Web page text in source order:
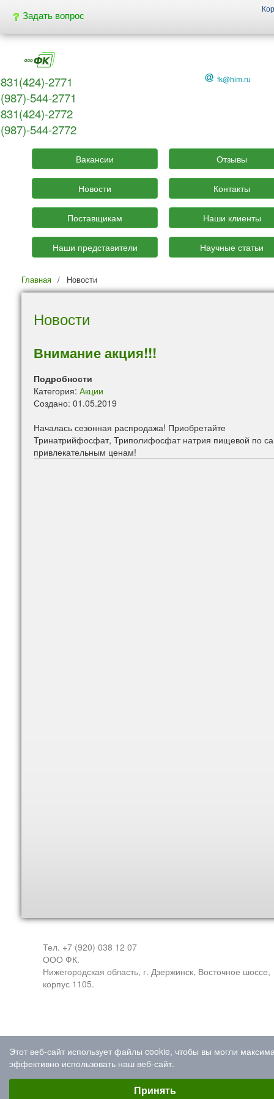
Задать вопрос
2771
544-2771
2772
544-2772
fk@him.ru
Вакансии Отзывы
Новости Контакты
Поставщикам Наши клиенты
Наши представители Научные статьи
Главная / Новости
Новости
Внимание акция!!!
Подробности
Категория: Акции
Создано: 01.05.2019
Началась сезонная распродажа! Приобретайте
Тринатрийфосфат, Триполифосфат натрия пищевой по
привлекательным ценам!
Тел. +7 (920) 038 12 07
ООО ФК.
Нижегородская область, г. Дзержинск, Восточное шоссе,
корпус 1105.
Этот веб-сайт использует файлы cookie, чтобы вы могли
эффективно использовать наш веб-сайт.
Принять